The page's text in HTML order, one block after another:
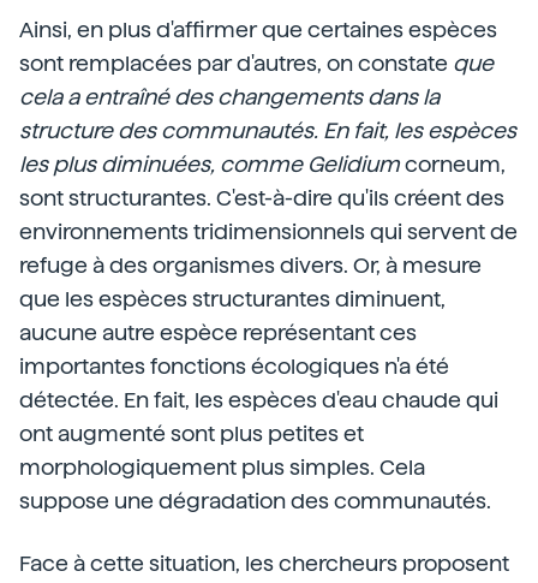
Ainsi, en plus d'affirmer que certaines espèces
sont remplacées par d'autres, on constate que
cela a entraîné des changements dans la
structure des communautés. En fait, les espèces
les plus diminuées, comme Gelidiumcorneum,
sont structurantes. C'est-à-dire qu'ils créent des
environnements tridimensionnels qui servent de
refuge à des organismes divers. Or, à mesure
que les espèces structurantes diminuent,
aucune autre espèce représentant ces
importantes fonctions écologiques n'a été
détectée. En fait, les espèces d'eau chaude qui
ont augmenté sont plus petites et
morphologiquement plus simples. Cela
suppose une dégradation des communautés.
Face à cette situation, les chercheurs proposent